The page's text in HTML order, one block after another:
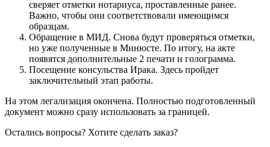
сверяет отметки нотариуса, проставленные ранее.
Важно, чтобы они соответствовали имеющимся
образцам.
Обращение в МИД. Снова будут проверяться отметки,
но уже полученные в Минюсте. По итогу, на акте
появятся дополнительные 2 печати и голограмма.
Посещение консульства Ирака. Здесь пройдет
заключительный этап работы.
На этом легализация окончена. Полностью подготовленный
документ можно сразу использовать за границей.
Остались вопросы? Хотите сделать заказ?